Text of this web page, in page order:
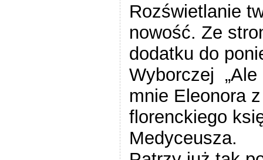
Rozświetlanie
nowość. Ze
dodatku do
Wyborczej „Ale
mnie Eleonora
florenckiego
Medyceusza.